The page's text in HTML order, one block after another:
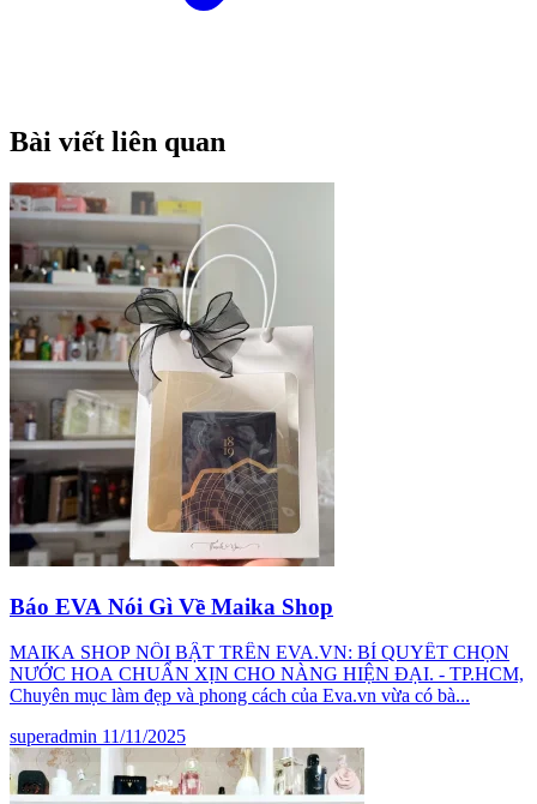
Bài viết liên quan
Báo EVA Nói Gì Về Maika Shop
MAIKA SHOP NỔI BẬT TRÊN EVA.VN: BÍ QUYẾT CHỌN
NƯỚC HOA CHUẨN XỊN CHO NÀNG HIỆN ĐẠI. - TP.HCM,
Chuyên mục làm đẹp và phong cách của Eva.vn vừa có bà...
superadmin 11/11/2025